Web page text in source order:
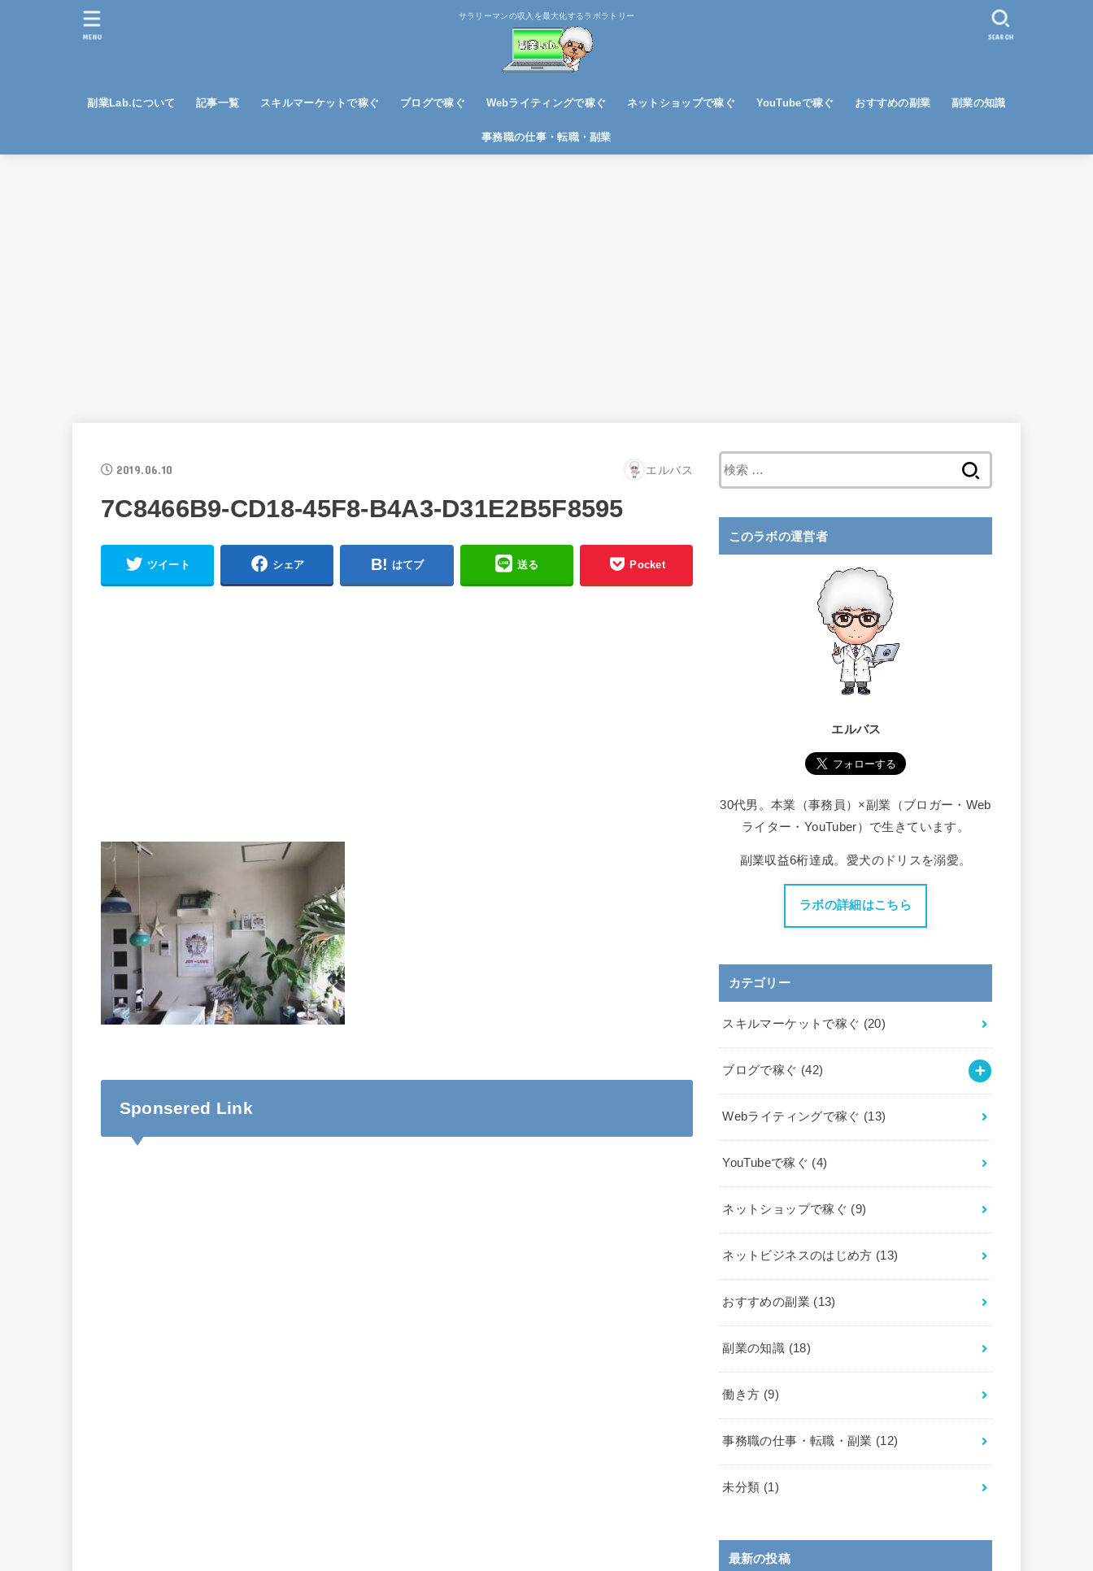
サラリーマンの収入を最大化するラボラトリー
副業Lab.について 記事一覧 スキルマーケットで稼ぐ ブログで稼ぐ
アフィリエイトで稼ぐ
Webライティングで稼ぐ ネットショップで稼ぐ YouTubeで稼ぐ おすすめの副業 副業の知識
事務職の仕事・転職・副業
SEARCH
MENU
2019.06.10 エルバス
7C8466B9-CD18-45F8-B4A3-D31E2B5F8595
ツイート シェア はてブ 送る Pocket
Sponsered Link
索
このラボの運営者
エルバス
30代男。本業（事務員）×副業（ブロガー・Web
ライター・YouTuber）で生きています。
副業収益6桁達成。愛犬のドリスを溺愛。
ラボの詳細はこちら
カテゴリー
スキルマーケットで稼ぐ (20)
ブログで稼ぐ (42)
Webライティングで稼ぐ (13)
YouTubeで稼ぐ (4)
ネットショップで稼ぐ (9)
ネットビジネスのはじめ方 (13)
おすすめの副業 (13)
副業の知識 (18)
働き方 (9)
事務職の仕事・転職・副業 (12)
未分類 (1)
最新の投稿